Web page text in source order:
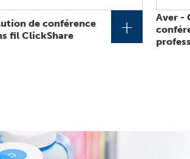
de conférence
fil ClickShare
+
Aver -